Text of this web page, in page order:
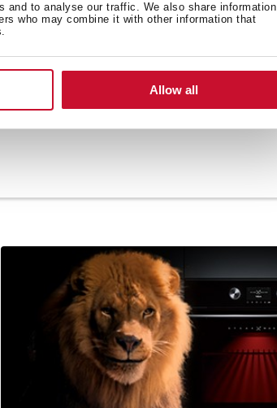
and to analyse our traffic. We also share information
who may combine it with other information that
Allow all
Βραβεία Design 2023